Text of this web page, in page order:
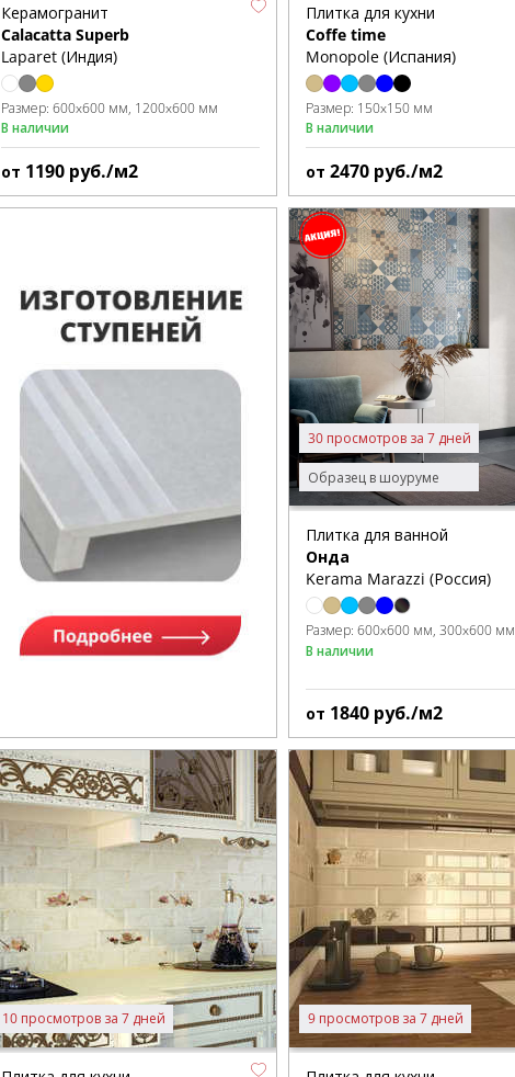
Керамогранит
Calacatta Superb
Laparet (Индия)
Размер: 600x600 мм 1200x600 мм
В наличии
от 1190 руб./м2
Плитка для кухни
Coffe time
Monopole (Испания)
Размер: 150x150 мм
В наличии
от2470 руб./м2
Образец в шоуруме
30 просмотров за 7 дней
Плитка для ванной
Онда
Kerama Marazzi (Россия)
Размер:600x600 мм 300x600 мм
В наличии
от 1840 руб./м2
10 просмотров за 7 дней 9 просмотров за 7 дней